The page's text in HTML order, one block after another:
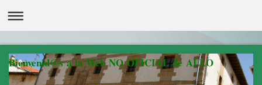
Bienvenid@s a la Web NO OFICIAL de ALLO